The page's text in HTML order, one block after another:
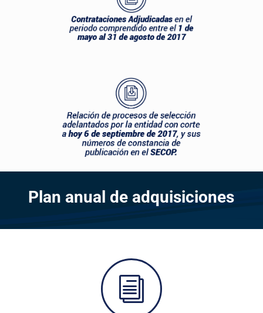
Plan anual de adquisiciones
i